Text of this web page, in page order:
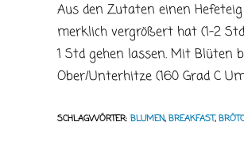
Aus den Zutaten einen
merklich vergrößert hat (1-2
1 Std gehen lassen. Mit Blüten
Ober/Unterhitze (160 Grad C
SCHLAGWÖRTER: BLUMEN, BREAKFAST,